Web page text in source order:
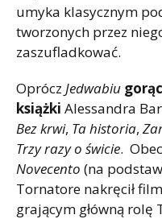
umyka klasycznym
tworzonych przez
zaszufladkować.
Oprócz Jedwabiu
książki Alessandra
Bez krwi, Ta historia,
Trzy razy o świcie.
Novecento (na
Tornatore nakręcił film
grającym główną rolę